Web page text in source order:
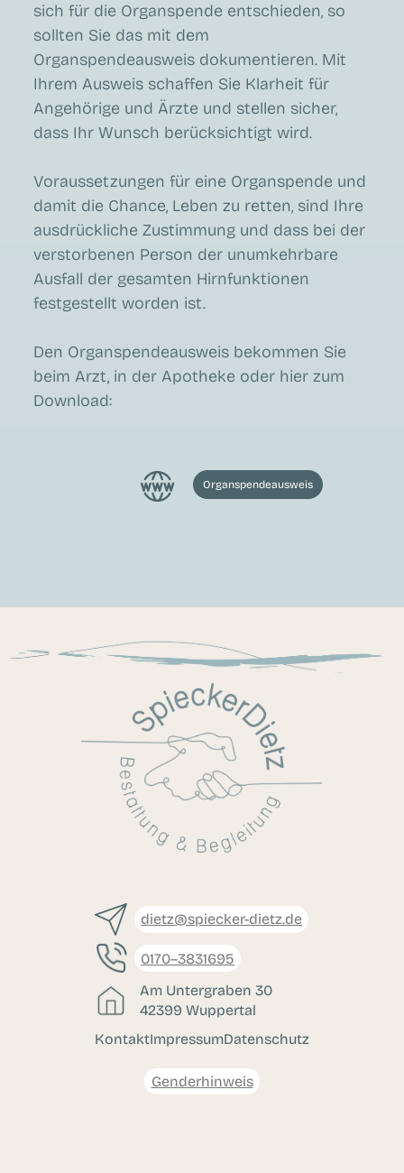
sich für die Organspende entschieden, so
sollten Sie das mit dem
Organspendeausweis dokumentieren. Mit
Ihrem Ausweis schaffen Sie Klarheit für
Angehörige und Ärzte und stellen sicher,
dass Ihr Wunsch berücksichtigt wird.
Voraussetzungen für eine Organspende und
damit die Chance, Leben zu retten, sind Ihre
ausdrückliche Zustimmung und dass bei der
verstorbenen Person der unumkehrbare
Ausfall der gesamten Hirnfunktionen
festgestellt worden ist.
Den Organspendeausweis bekommen Sie
beim Arzt, in der Apotheke oder hier zum
Download:
Organspendeausweis
dietz@spiecker-dietz.de
0170–3831695
Am Untergraben 30
42399 Wuppertal
KontaktImpressumDatenschutz
Genderhinweis